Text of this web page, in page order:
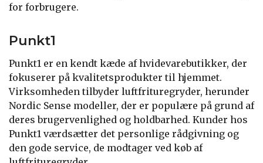
for forbrugere.
Punkt1
Punkt1 er en kendt kæde af hvidevarebutikker, der
fokuserer på kvalitetsprodukter til hjemmet.
Virksomheden tilbyder luftfrituregryder, herunder
Nordic Sense modeller, der er populære på grund af
deres brugervenlighed og holdbarhed. Kunder hos
Punkt1 værdsætter det personlige rådgivning og
den gode service, de modtager ved køb af